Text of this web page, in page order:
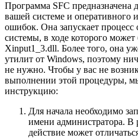
Программа SFC предназначена
вашей системе и оперативного
ошибок. Она запускает процесс
системы, в ходе которого
Хinput1_3.dll. Более того, она
утилит от Windows, поэтому
не нужно. Чтобы у вас не
выполнении этой процедуры,
инструкцию:
Для начала необходимо
имени администратора. В
действие может